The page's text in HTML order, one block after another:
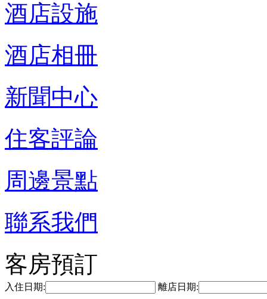
酒店設施
酒店相冊
新聞中心
住客評論
周邊景點
聯系我們
客房預訂
入住日期: 離店日期: